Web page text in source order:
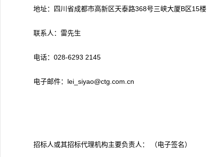
地址：四川省成都市高新区天泰路368号三峡大厦B区15楼
联系人：雷先生
电话：028-6293 2145
电子邮件：lei_siyao@ctg.com.cn
招标人或其招标代理机构主要负责人： （电子签名）